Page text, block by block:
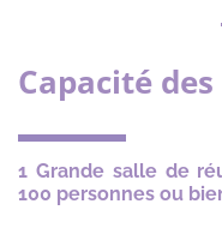
Capacité
1 Grande salle de
100 personnes ou